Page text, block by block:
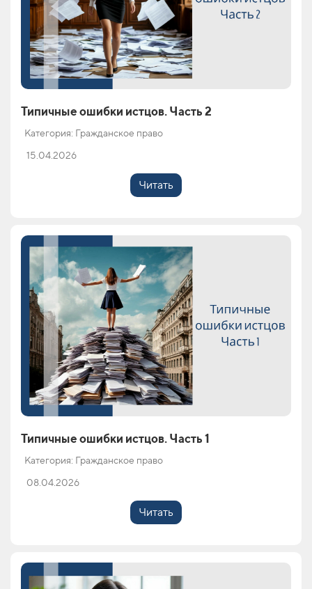
Типичные ошибки истцов. Часть 2
Категория: Гражданское право
15.04.2026
Читать
Типичные ошибки истцов. Часть 1
Категория: Гражданское право
08.04.2026
Читать